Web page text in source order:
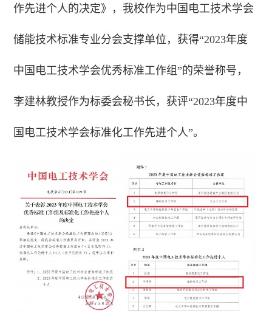
作先进个人的决定》，我校作为中国电工技术学会
储能技术标准专业分会支撑单位，获得“2023年度
中国电工技术学会优秀标准工作组”的荣誉称号，
李建林教授作为标委会秘书长，获评“2023年度中
国电工技术学会标准化工作先进个人”。